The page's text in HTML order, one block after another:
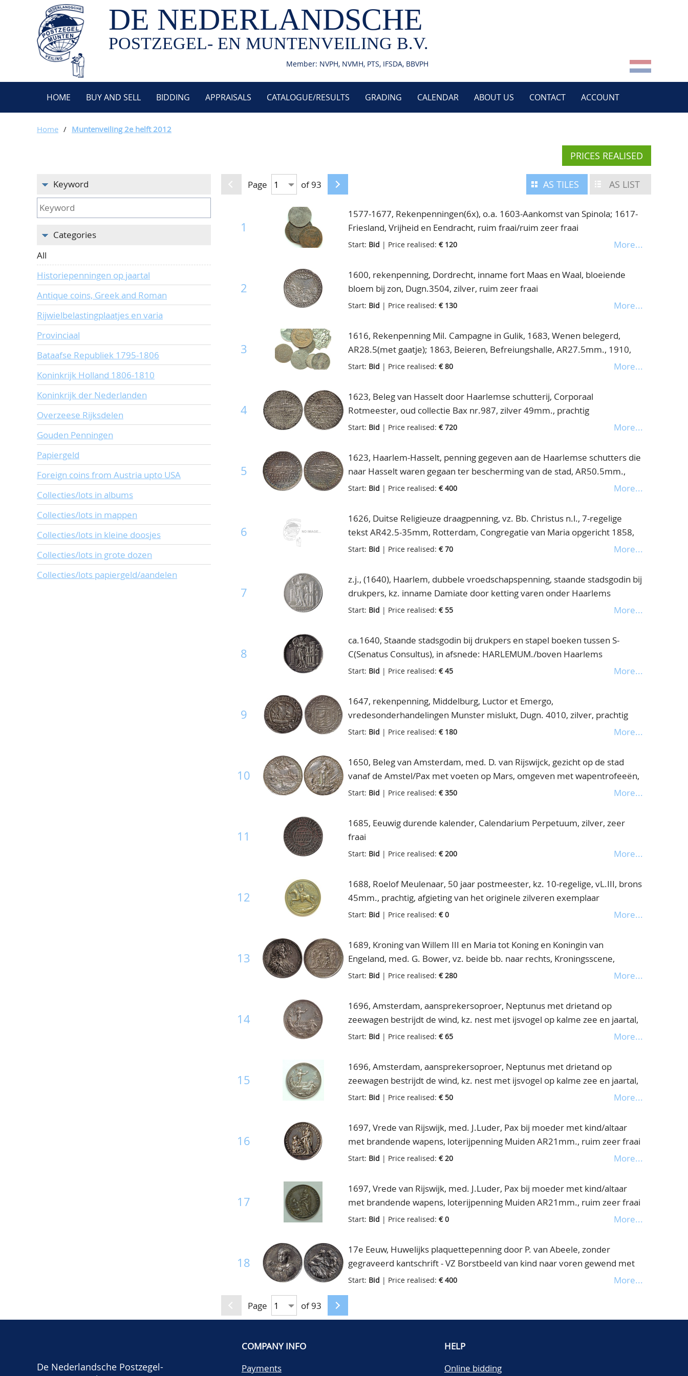
DE NEDERLANDSCHE
POSTZEGEL- EN MUNTENVEILING B.V.
Member: NVPH, NVMH, PTS, IFSDA, BBVPH
HOME BUY AND SELL BIDDING APPRAISALS CATALOGUE/RESULTS GRADING CALENDAR ABOUT US CONTACT ACCOUNT
Home / Muntenveiling 2e helft 2012
PRICES REALISED
Keyword
Categories
All
Historiepenningen op jaartal
Antique coins, Greek and Roman
Rijwielbelastingplaatjes en varia
Provinciaal
Bataafse Republiek 1795-1806
Koninkrijk Holland 1806-1810
Koninkrijk der Nederlanden
Overzeese Rijksdelen
Gouden Penningen
Papiergeld
Foreign coins from Austria upto USA
Collecties/lots in albums
Collecties/lots in mappen
Collecties/lots in kleine doosjes
Collecties/lots in grote dozen
Collecties/lots papiergeld/aandelen
AS TILES AS LIST
Page of 93
1
1577-1677, Rekenpenningen(6x), o.a. 1603-Aankomst van Spinola; 1617-
Friesland, Vrijheid en Eendracht, ruim fraai/ruim zeer fraai
More...
Start: Bid | Price realised: € 120
2
1600, rekenpenning, Dordrecht, inname fort Maas en Waal, bloeiende
bloem bij zon, Dugn.3504, zilver, ruim zeer fraai
More...
Start: Bid | Price realised: € 130
3
1616, Rekenpenning Mil. Campagne in Gulik, 1683, Wenen belegerd,
AR28.5(met gaatje); 1863, Beieren, Befreiungshalle, AR27.5mm., 1910,
Komeet van Halley, AR21mm., 1914, Antwerpen, na 12 dagen veroverd,
bijgevoegd 3 diverse ex.
More...
Start: Bid | Price realised: € 80
4
1623, Beleg van Hasselt door Haarlemse schutterij, Corporaal
Rotmeester, oud collectie Bax nr.987, zilver 49mm., prachtig
More...
Start: Bid | Price realised: € 720
5
1623, Haarlem-Hasselt, penning gegeven aan de Haarlemse schutters die
naar Hasselt waren gegaan ter bescherming van de stad, AR50.5mm.,
med.W. van Bijlaer, KPK557, ruim zeer fraai
More...
Start: Bid | Price realised: € 400
6
1626, Duitse Religieuze draagpenning, vz. Bb. Christus n.l., 7-regelige
tekst AR42.5-35mm, Rotterdam, Congregatie van Maria opgericht 1858,
AR 47-33mm, ruim zeer fraai
More...
Start: Bid | Price realised: € 70
7
z.j., (1640), Haarlem, dubbele vroedschapspenning, staande stadsgodin bij
drukpers, kz. inname Damiate door ketting varen onder Haarlems
wapenschild, vL.160.1, zeer fraai
More...
Start: Bid | Price realised: € 55
8
ca.1640, Staande stadsgodin bij drukpers en stapel boeken tussen S-
C(Senatus Consultus), in afsnede: HARLEMUM./boven Haarlems
wapenschild voorstelling van de inname van Damiate. AR.37, v.L.I-60,More...
Start: Bid | Price realised: € 45
9
1647, rekenpenning, Middelburg, Luctor et Emergo,
vredesonderhandelingen Munster mislukt, Dugn. 4010, zilver, prachtig
More...
Start: Bid | Price realised: € 180
10
1650, Beleg van Amsterdam, med. D. van Rijswijck, gezicht op de stad
vanaf de Amstel/Pax met voeten op Mars, omgeven met wapentrofeeën,
AR(gegoten) 61.5mm., ruim zeer fraai(gebruneerd)
More...
Start: Bid | Price realised: € 350
11
1685, Eeuwig durende kalender, Calendarium Perpetuum, zilver, zeer
fraai
More...
Start: Bid | Price realised: € 200
12
1688, Roelof Meulenaar, 50 jaar postmeester, kz. 10-regelige, vL.III, brons
45mm., prachtig, afgieting van het originele zilveren exemplaar
More...
Start: Bid | Price realised: € 0
13
1689, Kroning van Willem III en Maria tot Koning en Koningin van
Engeland, med. G. Bower, vz. beide bb. naar rechts, Kroningsscene,
AR(gegoten), 53mm., KPK1462, bijna prachtig(gebruneerd)
More...
Start: Bid | Price realised: € 280
14
1696, Amsterdam, aansprekersoproer, Neptunus met drietand op
zeewagen bestrijdt de wind, kz. nest met ijsvogel op kalme zee en jaartal,
vL.161.2, zilver, prachtig
More...
Start: Bid | Price realised: € 65
15
1696, Amsterdam, aansprekersoproer, Neptunus met drietand op
zeewagen bestrijdt de wind, kz. nest met ijsvogel op kalme zee en jaartal,
vL.161.2, zilver, ruim zeer fraai
More...
Start: Bid | Price realised: € 50
16
1697, Vrede van Rijswijk, med. J.Luder, Pax bij moeder met kind/altaar
met brandende wapens, loterijpenning Muiden AR21mm., ruim zeer fraai
More...
Start: Bid | Price realised: € 20
17
1697, Vrede van Rijswijk, med. J.Luder, Pax bij moeder met kind/altaar
met brandende wapens, loterijpenning Muiden AR21mm., ruim zeer fraai
More...
Start: Bid | Price realised: € 0
18
17e Eeuw, Huwelijks plaquettepenning door P. van Abeele, zonder
gegraveerd kantschrift - VZ Borstbeeld van kind naar voren gewend met
krans in handen DE BESTE VRUCHT DIE THUWLICK BAART SYN KINDREN
GEGEVEN WERT, zilver 54,5mm., zeer fraai in palmhouten doosje
More...
Start: Bid | Price realised: € 400
Page of 93
De Nederlandsche Postzegel-
COMPANY INFO
Payments
HELP
Online bidding